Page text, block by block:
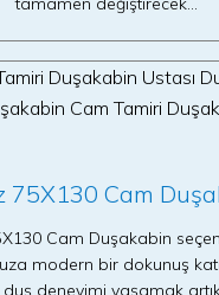
75X130 Cam
Cam Duşakabin
modern bir dokunuş
deneyimi yaşamak